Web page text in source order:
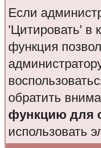
Если
'Цитировать' в
функция
обратить
функцию для
использовать